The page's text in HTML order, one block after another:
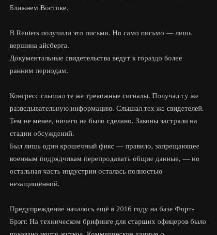
Ближнем Востоке.
В Reuters получили это письмо. Но само письмо — лишь
вершина айсберга.
Документальные свидетельства ведут к гораздо более
ранним периодам.
Конгресс слышал те же тревожные сигналы. Получал ту же
разведывательную информацию. Слышал тех же свидетелей.
Тем не менее, ничего не было сделано. Законы застряли на
стадии обсуждений.
Был лишь один крошечный фикс — правило, запрещающее
военным подрядчикам перепродавать общие данные, — но
остальная часть индустрии осталась полностью
незащищённой.
Предупреждение началось ещё в 2016 году на базе Форт-
Брэгг. На техническом брифинге для старших офицеров было